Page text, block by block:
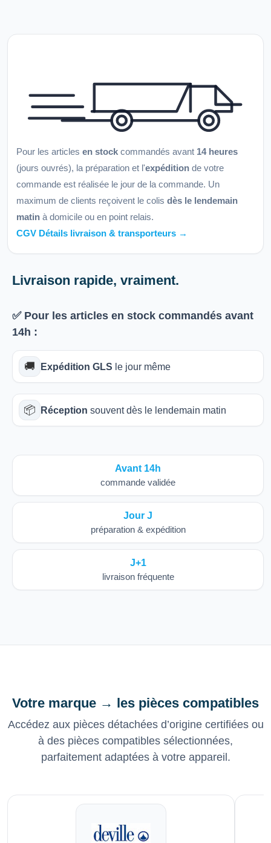
Pour les articles en stock commandés avant 14 heures
(jours ouvrés), la préparation et l'expédition de votre
commande est réalisée le jour de la commande. Un
maximum de clients reçoivent le colis dès le lendemain
matin à domicile ou en point relais.
CGV Détails livraison & transporteurs →
Livraison rapide, vraiment.
✅ Pour les articles en stock commandés avant
14h :
🚚 Expédition GLS le jour même
📦 Réception souvent dès le lendemain matin
Avant 14h
commande validée
Jour J
préparation & expédition
J+1
livraison fréquente
Votre marque → les pièces compatibles
Accédez aux pièces détachées d’origine certifiées ou
à des pièces compatibles sélectionnées,
parfaitement adaptées à votre appareil.